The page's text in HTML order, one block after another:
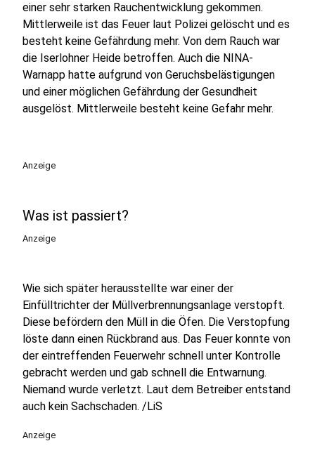
einer sehr starken Rauchentwicklung gekommen.
Mittlerweile ist das Feuer laut Polizei gelöscht und es
besteht keine Gefährdung mehr. Von dem Rauch war
die Iserlohner Heide betroffen. Auch die NINA-
Warnapp hatte aufgrund von Geruchsbelästigungen
und einer möglichen Gefährdung der Gesundheit
ausgelöst. Mittlerweile besteht keine Gefahr mehr.
Anzeige
Was ist passiert?
Anzeige
Wie sich später herausstellte war einer der
Einfülltrichter der Müllverbrennungsanlage verstopft.
Diese befördern den Müll in die Öfen. Die Verstopfung
löste dann einen Rückbrand aus. Das Feuer konnte von
der eintreffenden Feuerwehr schnell unter Kontrolle
gebracht werden und gab schnell die Entwarnung.
Niemand wurde verletzt. Laut dem Betreiber entstand
auch kein Sachschaden. /LiS
Anzeige